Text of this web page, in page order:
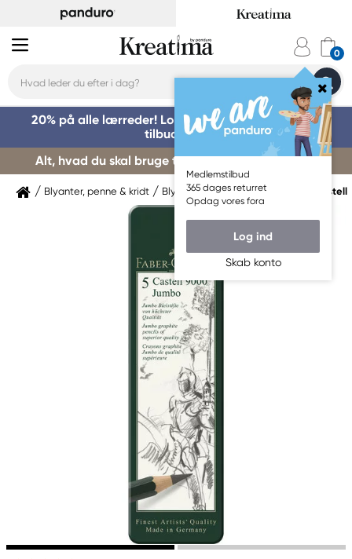
Medlemstilbud
365 dages returret
Opdag vores fora
Log ind
Skab konto
20% på alle lærreder! Log på for at benytte dig af
tilbuddet »
Alt, hvad du skal bruge til kursusstart – køb her »
Blyanter, penne & kridt Blyanter & grafitpenne Faber-Castell